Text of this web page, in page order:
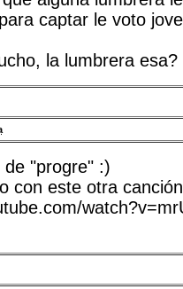
captar le voto
la lumbrera esa?
de "progre" :)
con este otra